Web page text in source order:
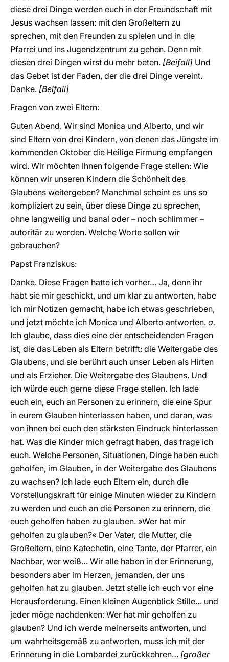
diese drei Dinge werden euch in der Freundschaft mit
Jesus wachsen lassen: mit den Großeltern zu
sprechen, mit den Freunden zu spielen und in die
Pfarrei und ins Jugendzentrum zu gehen. Denn mit
diesen drei Dingen wirst du mehr beten. [Beifall] Und
das Gebet ist der Faden, der die drei Dinge vereint.
Danke. [Beifall]
Fragen von zwei Eltern:
Guten Abend. Wir sind Monica und Alberto, und wir
sind Eltern von drei Kindern, von denen das Jüngste im
kommenden Oktober die Heilige Firmung empfangen
wird. Wir möchten Ihnen folgende Frage stellen: Wie
können wir unseren Kindern die Schönheit des
Glaubens weitergeben? Manchmal scheint es uns so
kompliziert zu sein, über diese Dinge zu sprechen,
ohne langweilig und banal oder – noch schlimmer –
autoritär zu werden. Welche Worte sollen wir
gebrauchen?
Papst Franziskus:
Danke. Diese Fragen hatte ich vorher… Ja, denn ihr
habt sie mir geschickt, und um klar zu antworten, habe
ich mir Notizen gemacht, habe ich etwas geschrieben,
und jetzt möchte ich Monica und Alberto antworten. a.
Ich glaube, dass dies eine der entscheidenden Fragen
ist, die das Leben als Eltern betrifft: die Weitergabe des
Glaubens, und sie berührt auch unser Leben als Hirten
und als Erzieher. Die Weitergabe des Glaubens. Und
ich würde euch gerne diese Frage stellen. Ich lade
euch ein, euch an Personen zu erinnern, die eine Spur
in eurem Glauben hinterlassen haben, und daran, was
von ihnen bei euch den stärksten Eindruck hinterlassen
hat. Was die Kinder mich gefragt haben, das frage ich
euch. Welche Personen, Situationen, Dinge haben euch
geholfen, im Glauben, in der Weitergabe des Glaubens
zu wachsen? Ich lade euch Eltern ein, durch die
Vorstellungskraft für einige Minuten wieder zu Kindern
zu werden und euch an die Personen zu erinnern, die
euch geholfen haben zu glauben. »Wer hat mir
geholfen zu glauben?« Der Vater, die Mutter, die
Großeltern, eine Katechetin, eine Tante, der Pfarrer, ein
Nachbar, wer weiß… Wir alle haben in der Erinnerung,
besonders aber im Herzen, jemanden, der uns
geholfen hat zu glauben. Jetzt stelle ich euch vor eine
Herausforderung. Einen kleinen Augenblick Stille… und
jeder möge nachdenken: Wer hat mir geholfen zu
glauben? Und ich werde meinerseits antworten, und
um wahrheitsgemäß zu antworten, muss ich mit der
Erinnerung in die Lombardei zurückkehren… [großer